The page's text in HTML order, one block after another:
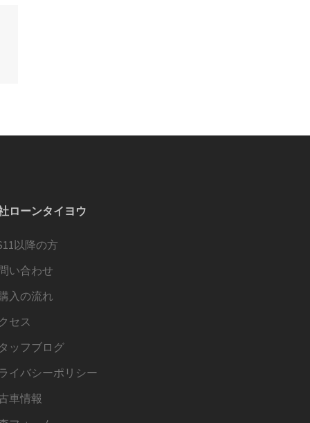
ローンタイヨウ
以降の方
い合わせ
入の流れ
セス
ッフブログ
イバシーポリシー
車情報